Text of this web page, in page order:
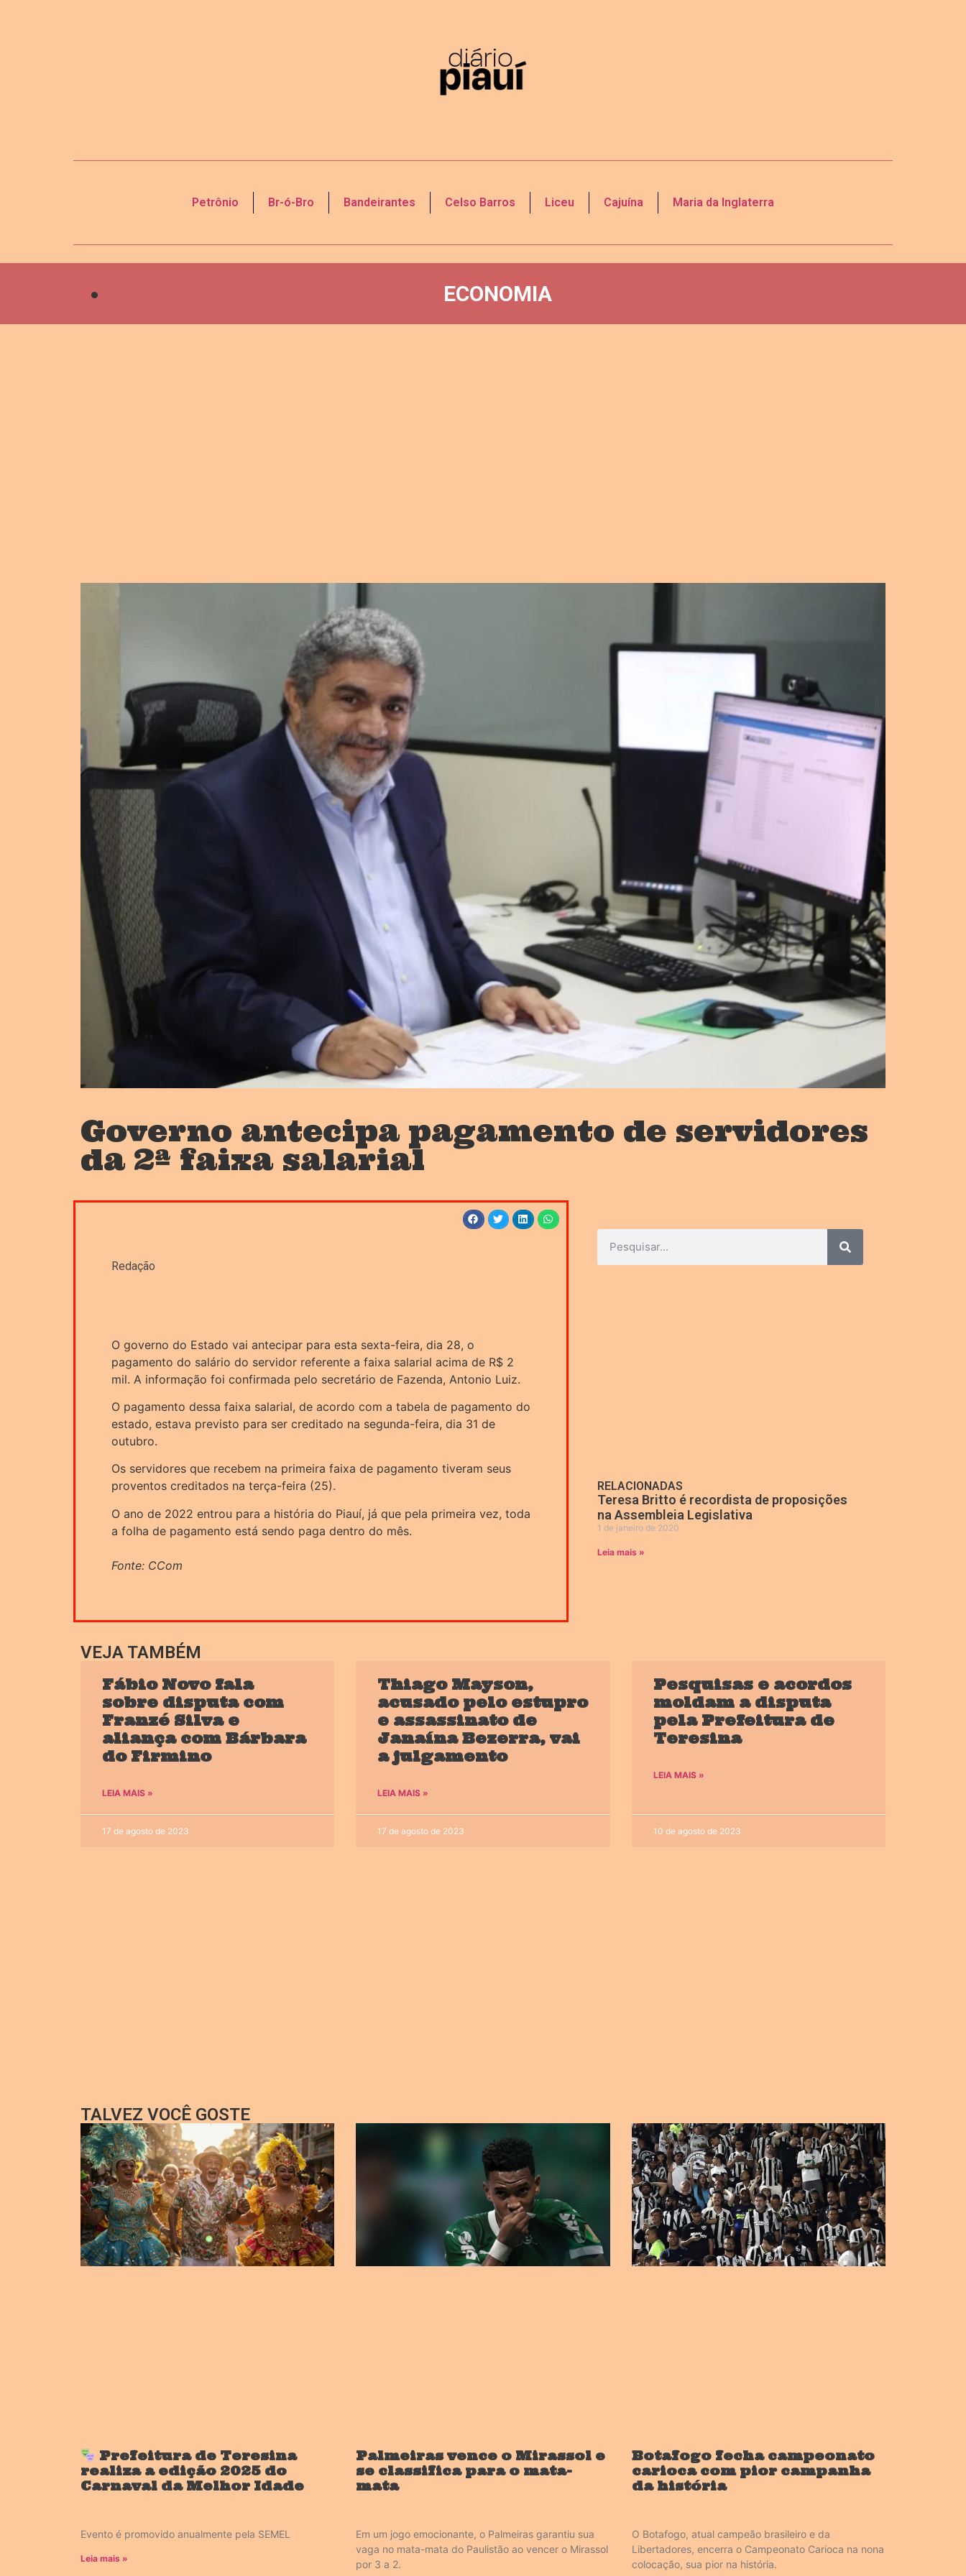
Petrônio Br-ó-Bro Bandeirantes Celso Barros Liceu Cajuína Maria da Inglaterra
ECONOMIA
Governo antecipa pagamento de servidores
da 2ª faixa salarial
Redação
O governo do Estado vai antecipar para esta sexta-feira, dia 28, o
pagamento do salário do servidor referente a faixa salarial acima de R$ 2
mil. A informação foi confirmada pelo secretário de Fazenda, Antonio Luiz.
O pagamento dessa faixa salarial, de acordo com a tabela de pagamento do
estado, estava previsto para ser creditado na segunda-feira, dia 31 de
outubro.
Os servidores que recebem na primeira faixa de pagamento tiveram seus
proventos creditados na terça-feira (25).
O ano de 2022 entrou para a história do Piauí, já que pela primeira vez, toda
a folha de pagamento está sendo paga dentro do mês.
Fonte: CCom
RELACIONADAS
Teresa Britto é recordista de proposições
na Assembleia Legislativa
1 de janeiro de 2020
Leia mais »
VEJA TAMBÉM
Fábio Novo fala
sobre disputa com
Franzé Silva e
aliança com Bárbara
do Firmino
LEIA MAIS »
17 de agosto de 2023
Thiago Mayson,
acusado pelo estupro
e assassinato de
Janaína Bezerra, vai
a julgamento
LEIA MAIS »
17 de agosto de 2023
Pesquisas e acordos
moldam a disputa
pela Prefeitura de
Teresina
LEIA MAIS »
10 de agosto de 2023
TALVEZ VOCÊ GOSTE
Prefeitura de Teresina
realiza a edição 2025 do
Carnaval da Melhor Idade
Evento é promovido anualmente pela SEMEL
Leia mais »
Palmeiras vence o Mirassol e
se classifica para o mata-
mata
Em um jogo emocionante, o Palmeiras garantiu sua
vaga no mata-mata do Paulistão ao vencer o Mirassol
por 3 a 2.
Botafogo fecha campeonato
carioca com pior campanha
da história
O Botafogo, atual campeão brasileiro e da
Libertadores, encerra o Campeonato Carioca na nona
colocação, sua pior na história.